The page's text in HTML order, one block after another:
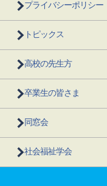
プライバシーポリシー
トピックス
高校の先生方
卒業生の皆さま
同窓会
社会福祉学会